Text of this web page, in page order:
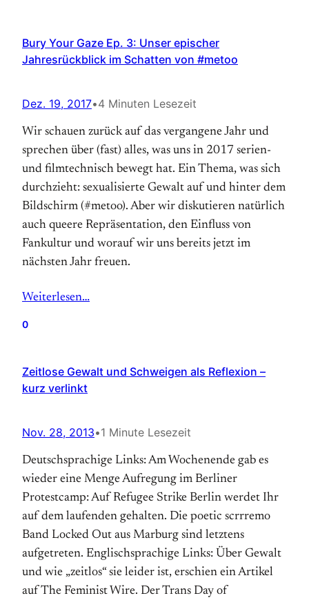
Bury Your Gaze Ep. 3: Unser epischer
Jahresrückblick im Schatten von #metoo
Dez. 19, 2017•4 Minuten Lesezeit
Wir schauen zurück auf das vergangene Jahr und
sprechen über (fast) alles, was uns in 2017 serien-
und filmtechnisch bewegt hat. Ein Thema, was sich
durchzieht: sexualisierte Gewalt auf und hinter dem
Bildschirm (#metoo). Aber wir diskutieren natürlich
auch queere Repräsentation, den Einfluss von
Fankultur und worauf wir uns bereits jetzt im
nächsten Jahr freuen.
Weiterlesen…
0
Zeitlose Gewalt und Schweigen als Reflexion –
kurz verlinkt
Nov. 28, 2013•1 Minute Lesezeit
Deutschsprachige Links: Am Wochenende gab es
wieder eine Menge Aufregung im Berliner
Protestcamp: Auf Refugee Strike Berlin werdet Ihr
auf dem laufenden gehalten. Die poetic scrrremo
Band Locked Out aus Marburg sind letztens
aufgetreten. Englischsprachige Links: Über Gewalt
und wie „zeitlos“ sie leider ist, erschien ein Artikel
auf The Feminist Wire. Der Trans Day of